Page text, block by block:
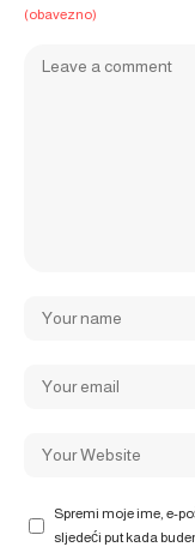
(obavezno)
Spremi moje ime, e-
sljedeći put kada